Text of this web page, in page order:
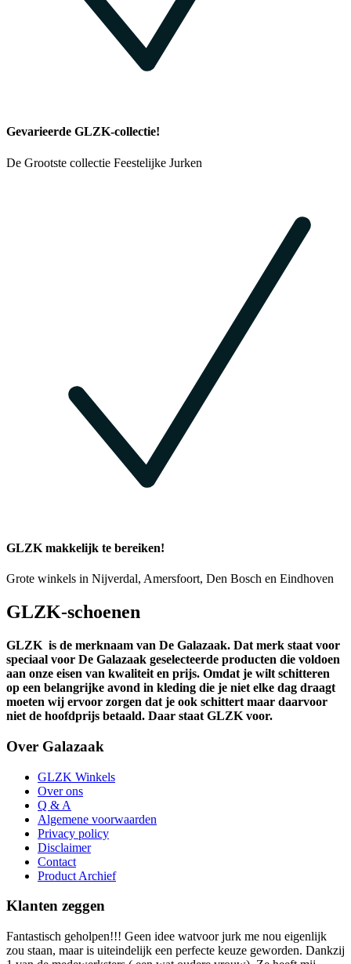
Gevarieerde GLZK-collectie!
De Grootste collectie Feestelijke Jurken
GLZK makkelijk te bereiken!
Grote winkels in Nijverdal, Amersfoort, Den Bosch en Eindhoven
GLZK-schoenen
GLZK is de merknaam van De Galazaak. Dat merk staat voor
speciaal voor De Galazaak geselecteerde producten die voldoen
aan onze eisen van kwaliteit en prijs. Omdat je wilt schitteren
op een belangrijke avond in kleding die je niet elke dag draagt
moeten wij ervoor zorgen dat je ook schittert maar daarvoor
niet de hoofdprijs betaald. Daar staat GLZK voor.
Over Galazaak
GLZK Winkels
Over ons
Q & A
Algemene voorwaarden
Privacy policy
Disclaimer
Contact
Product Archief
Klanten zeggen
Fantastisch geholpen!!! Geen idee watvoor jurk me nou eigenlijk
zou staan, maar is uiteindelijk een perfecte keuze geworden. Dankzij